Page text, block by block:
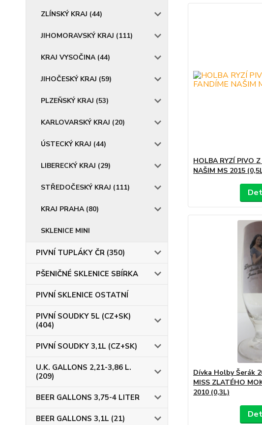
ZLÍNSKÝ KRAJ (44)
JIHOMORAVSKÝ KRAJ (111)
KRAJ VYSOČINA (44)
JIHOČESKÝ KRAJ (59)
PLZEŇSKÝ KRAJ (53)
KARLOVARSKÝ KRAJ (20)
ÚSTECKÝ KRAJ (44)
LIBERECKÝ KRAJ (29)
STŘEDOČESKÝ KRAJ (111)
KRAJ PRAHA (80)
SKLENICE MINI
PIVNÍ TUPLÁKY ČR (350)
PŠENIČNÉ SKLENICE SBÍRKA
PIVNÍ SKLENICE OSTATNÍ
PIVNÍ SOUDKY 5L (CZ+SK)
(404)
PIVNÍ SOUDKY 3,1L (CZ+SK)
U.K. GALLONS 2,21-3,86 L.
(209)
BEER GALLONS 3,75-4 LITER
BEER GALLONS 3,1L (21)
HOLBA RYZÍ PIVO
NAŠIM MS 2015
Dívka Holby Šerák
MISS ZLATÉHO
2010 (0,3L)